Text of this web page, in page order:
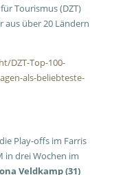
Tourismus (DZT)
aus über 20 Ländern
DZT-Top-100-
als-beliebteste-
Play-offs im Farris
in drei Wochen im
Veldkamp (31)